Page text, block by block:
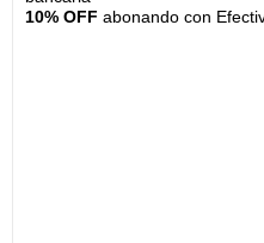
10% OFF abonando con